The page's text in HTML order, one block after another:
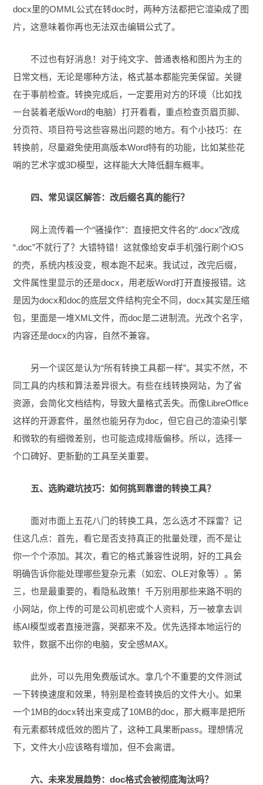
docx里的OMML公式在转doc时，两种方法都把它渲染成了图
片，这意味着你再也无法双击编辑公式了。
不过也有好消息！对于纯文字、普通表格和图片为主的
日常文档，无论是哪种方法，格式基本都能完美保留。关键
在于事前检查。转换完成后，一定要用对方的环境（比如找
一台装着老版Word的电脑）打开看看，重点检查页眉页脚、
分页符、项目符号这些容易出问题的地方。有个小技巧：在
转换前，尽量避免使用高版本Word特有的功能，比如某些花
哨的艺术字或3D模型，这样能大大降低翻车概率。
四、常见误区解答：改后缀名真的能行？
网上流传着一个“骚操作”：直接把文件名的“.docx”改成
“.doc”不就行了？大错特错！这就像给安卓手机强行刷个iOS
的壳，系统内核没变，根本跑不起来。我试过，改完后缀，
文件属性里显示的还是docx，用老版Word打开直接报错。这
是因为docx和doc的底层文件结构完全不同，docx其实是压缩
包，里面是一堆XML文件，而doc是二进制流。光改个名字，
内容还是docx的内容，自然不兼容。
另一个误区是认为“所有转换工具都一样”。其实不然，不
同工具的内核和算法差异很大。有些在线转换网站，为了省
资源，会简化文档结构，导致大量格式丢失。而像LibreOffice
这样的开源套件，虽然也能另存为doc，但它自己的渲染引擎
和微软的有细微差别，也可能造成排版偏移。所以，选择一
个口碑好、更新勤的工具至关重要。
五、选购避坑技巧：如何挑到靠谱的转换工具？
面对市面上五花八门的转换工具，怎么选才不踩雷？记
住这几点：首先，看它是否支持真正的批量处理，而不是让
你一个个添加。其次，看它的格式兼容性说明，好的工具会
明确告诉你能处理哪些复杂元素（如宏、OLE对象等）。第
三，也是最重要的，看隐私政策！千万别用那些来路不明的
小网站，你上传的可是公司机密或个人资料，万一被拿去训
练AI模型或者直接泄露，哭都来不及。优先选择本地运行的
软件，数据不出你的电脑，安全感MAX。
此外，可以先用免费版试水。拿几个不重要的文件测试
一下转换速度和效果，特别是检查转换后的文件大小。如果
一个1MB的docx转出来变成了10MB的doc，那大概率是把所
有元素都转成低效的图片了，这种工具果断pass。理想情况
下，文件大小应该略有增加，但不会离谱。
六、未来发展趋势：doc格式会被彻底淘汰吗？